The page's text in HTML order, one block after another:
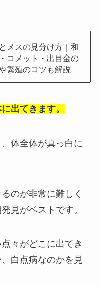
メスの見分け方｜和
コメット・出目金の
繁殖のコツも解説
出てきます。
体全体が真っ白に
のが非常に難しく
見がベストです。
々がどこに出てき
白点病なのかを見